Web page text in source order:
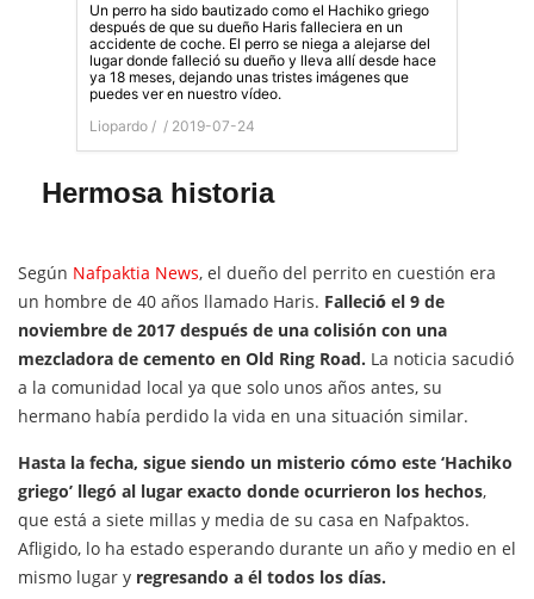
Un perro ha sido bautizado como el Hachiko griego
después de que su dueño Haris falleciera en un
accidente de coche. El perro se niega a alejarse del
lugar donde falleció su dueño y lleva allí desde hace
ya 18 meses, dejando unas tristes imágenes que
puedes ver en nuestro vídeo.
Liopardo / / 2019-07-24
Hermosa historia
Según Nafpaktia News, el dueño del perrito en cuestión era
un hombre de 40 años llamado Haris. Falleció el 9 de
noviembre de 2017 después de una colisión con una
mezcladora de cemento en Old Ring Road. La noticia sacudió
a la comunidad local ya que solo unos años antes, su
hermano había perdido la vida en una situación similar.
Hasta la fecha, sigue siendo un misterio cómo este ‘Hachiko
griego’ llegó al lugar exacto donde ocurrieron los hechos,
que está a siete millas y media de su casa en Nafpaktos.
Afligido, lo ha estado esperando durante un año y medio en el
mismo lugar y regresando a él todos los días.